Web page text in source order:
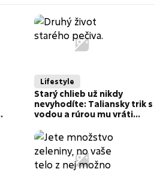
Lifestyle
Starý chlieb už nikdy
nevyhodíte: Taliansky trik s
vodou a rúrou mu vráti